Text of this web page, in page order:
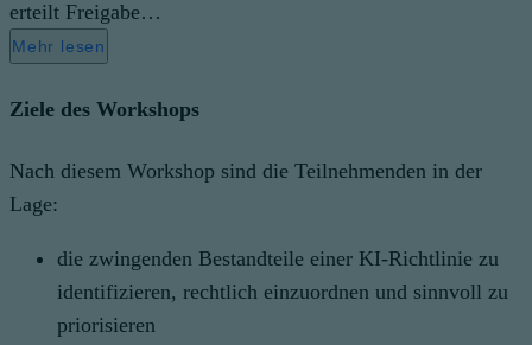
erteilt Freigabe…
Mehr lesen
Ziele des Workshops
Nach diesem Workshop sind die Teilnehmenden in der
Lage:
die zwingenden Bestandteile einer KI-Richtlinie zu
identifizieren, rechtlich einzuordnen und sinnvoll zu
priorisieren